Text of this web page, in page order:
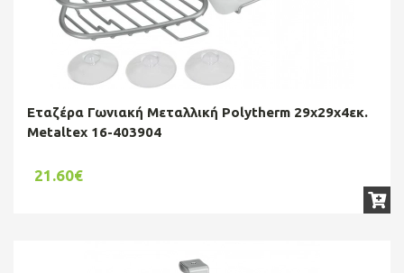
Εταζέρα Γωνιακή Μεταλλική Polytherm 29x29x4εκ.
Metaltex 16-403904
21.60€